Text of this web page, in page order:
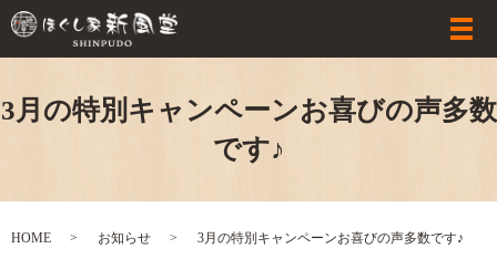
3月の特別キャンペーンお喜びの声多数
です♪
HOME お知らせ 3月の特別キャンペーンお喜びの声多数です♪